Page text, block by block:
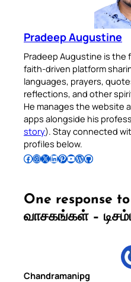
Pradeep Augustine
Pradeep Augustine is the
faith-driven platform
languages, prayers,
reflections, and other
He manages the website
apps alongside his
story). Stay connected
profiles below.
Follow Pradeep on Facebook Follow Pradeep on InstagramFollow Pradeep on X Follow Pradeep on LinkedIn Follow Pradeep on Pinterest Subscribe to Pradeep’s Youtube Channel Follow Pradeep on WordPress Follow Pradeep on GitHub
One response to
வாசகங்கள் –
Chandramanipg